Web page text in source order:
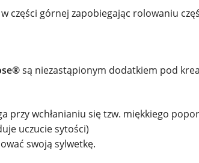
w części górnej zapobiegając rolowaniu
są niezastąpionym dodatkiem pod
przy wchłanianiu się tzw. miękkiego
uczucie sytości)
swoją sylwetkę.